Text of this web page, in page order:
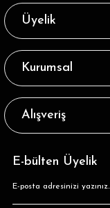
Üyelik
Kurumsal
Alışveriş
E-bülten Üyelik